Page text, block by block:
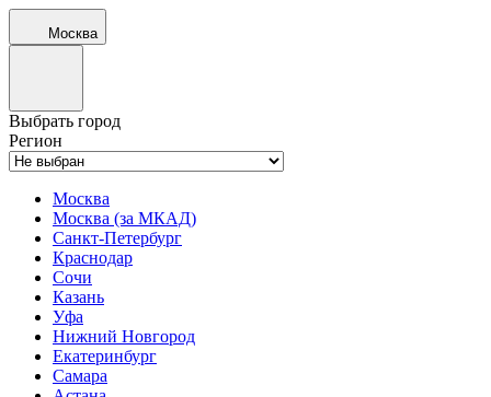
Москва
Выбрать город
Регион
Москва
Москва (за МКАД)
Санкт-Петербург
Краснодар
Сочи
Казань
Уфа
Нижний Новгород
Екатеринбург
Самара